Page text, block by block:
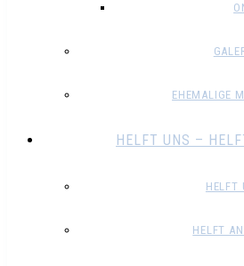
EHEMALIGE
HELFT UNS –
HELFT
HELFT